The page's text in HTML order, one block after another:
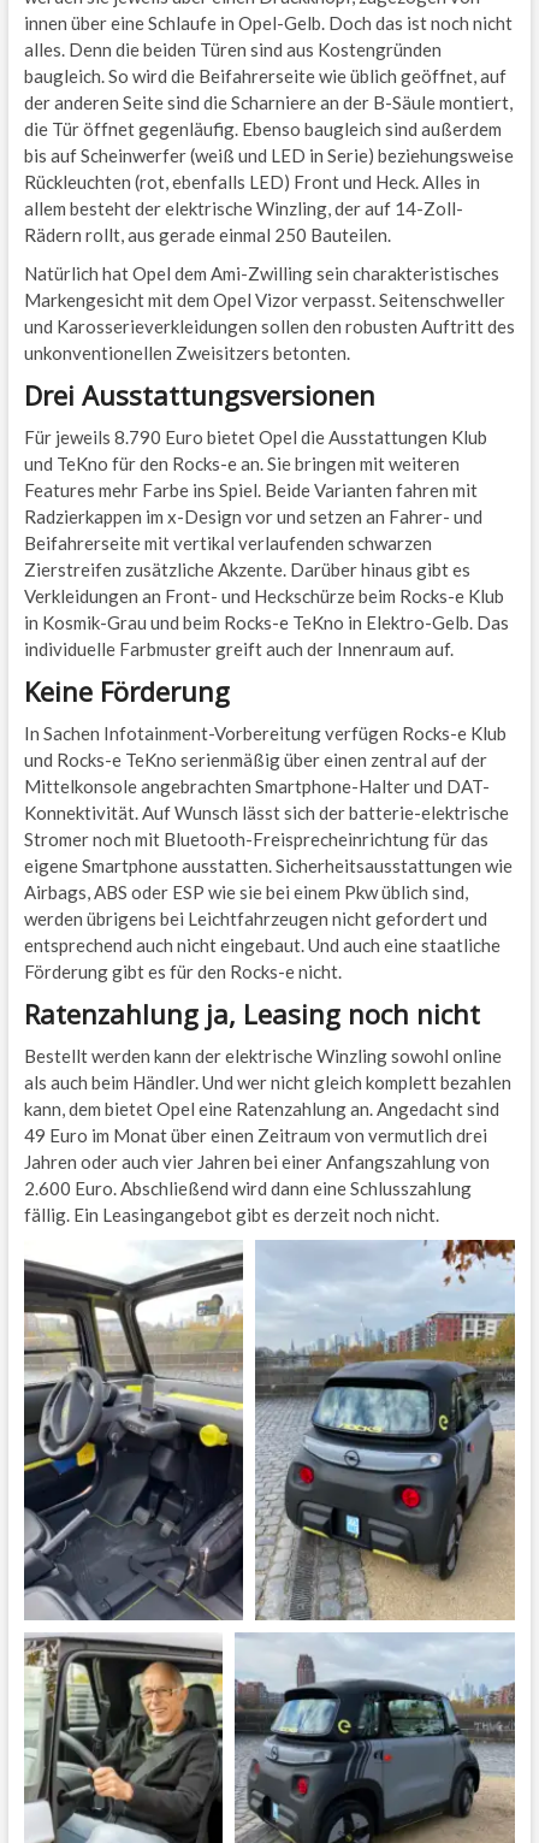
innen über eine Schlaufe in Opel-Gelb. Doch das ist noch nicht
alles. Denn die beiden Türen sind aus Kostengründen
baugleich. So wird die Beifahrerseite wie üblich geöffnet, auf
der anderen Seite sind die Scharniere an der B-Säule montiert,
die Tür öffnet gegenläufig. Ebenso baugleich sind außerdem
bis auf Scheinwerfer (weiß und LED in Serie) beziehungsweise
Rückleuchten (rot, ebenfalls LED) Front und Heck. Alles in
allem besteht der elektrische Winzling, der auf 14-Zoll-
Rädern rollt, aus gerade einmal 250 Bauteilen.
Natürlich hat Opel dem Ami-Zwilling sein charakteristisches
Markengesicht mit dem Opel Vizor verpasst. Seitenschweller
und Karosserieverkleidungen sollen den robusten Auftritt des
unkonventionellen Zweisitzers betonten.
Drei Ausstattungsversionen
Für jeweils 8.790 Euro bietet Opel die Ausstattungen Klub
und TeKno für den Rocks-e an. Sie bringen mit weiteren
Features mehr Farbe ins Spiel. Beide Varianten fahren mit
Radzierkappen im x-Design vor und setzen an Fahrer- und
Beifahrerseite mit vertikal verlaufenden schwarzen
Zierstreifen zusätzliche Akzente. Darüber hinaus gibt es
Verkleidungen an Front- und Heckschürze beim Rocks-e Klub
in Kosmik-Grau und beim Rocks-e TeKno in Elektro-Gelb. Das
individuelle Farbmuster greift auch der Innenraum auf.
Keine Förderung
In Sachen Infotainment-Vorbereitung verfügen Rocks-e Klub
und Rocks-e TeKno serienmäßig über einen zentral auf der
Mittelkonsole angebrachten Smartphone-Halter und DAT-
Konnektivität. Auf Wunsch lässt sich der batterie-elektrische
Stromer noch mit Bluetooth-Freisprecheinrichtung für das
eigene Smartphone ausstatten. Sicherheitsausstattungen wie
Airbags, ABS oder ESP wie sie bei einem Pkw üblich sind,
werden übrigens bei Leichtfahrzeugen nicht gefordert und
entsprechend auch nicht eingebaut. Und auch eine staatliche
Förderung gibt es für den Rocks-e nicht.
Ratenzahlung ja, Leasing noch nicht
Bestellt werden kann der elektrische Winzling sowohl online
als auch beim Händler. Und wer nicht gleich komplett bezahlen
kann, dem bietet Opel eine Ratenzahlung an. Angedacht sind
49 Euro im Monat über einen Zeitraum von vermutlich drei
Jahren oder auch vier Jahren bei einer Anfangszahlung von
2.600 Euro. Abschließend wird dann eine Schlusszahlung
fällig. Ein Leasingangebot gibt es derzeit noch nicht.